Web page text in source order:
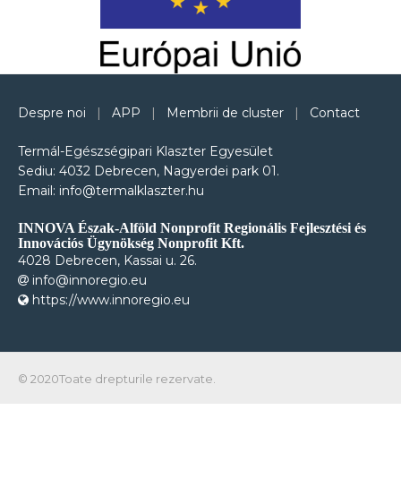
Despre noi | APP | Membrii de cluster | Contact
Termál-Egészségipari Klaszter Egyesület
Sediu: 4032 Debrecen, Nagyerdei park 01.
Email: info@termalklaszter.hu
INNOVA Észak-Alföld Nonprofit Regionális Fejlesztési és
Innovációs Ügynökség Nonprofit Kft.
4028 Debrecen, Kassai u. 26.
info@innoregio.eu
https://www.innoregio.eu
© 2020Toate drepturile rezervate.